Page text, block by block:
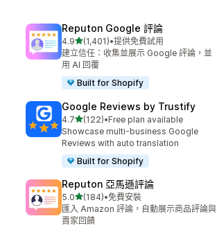
Reputon Google 評論
4.9滿分 5 顆星
(1,401)
共有 1401 則評價
•提供免費試用
建立信任：收集並展示 Google 評論，並
用 AI 回覆
Built for Shopify
Google Reviews by Trustify
4.7滿分 5 顆星
(122)
共有 122 則評價
•Free plan available
Showcase multi-business Google
Reviews with auto translation
Built for Shopify
Reputon 亞馬遜評論
5.0滿分 5 顆星
(184)
共有 184 則評價
•免費安裝
匯入 Amazon 評論，自動展示商品評論與
賣家回饋